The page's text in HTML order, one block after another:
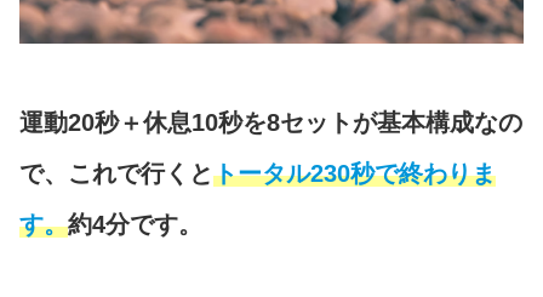
運動20秒＋休息10秒を8セットが基本構成なの
で、これで行くとトータル230秒で終わりま
す。約4分です。